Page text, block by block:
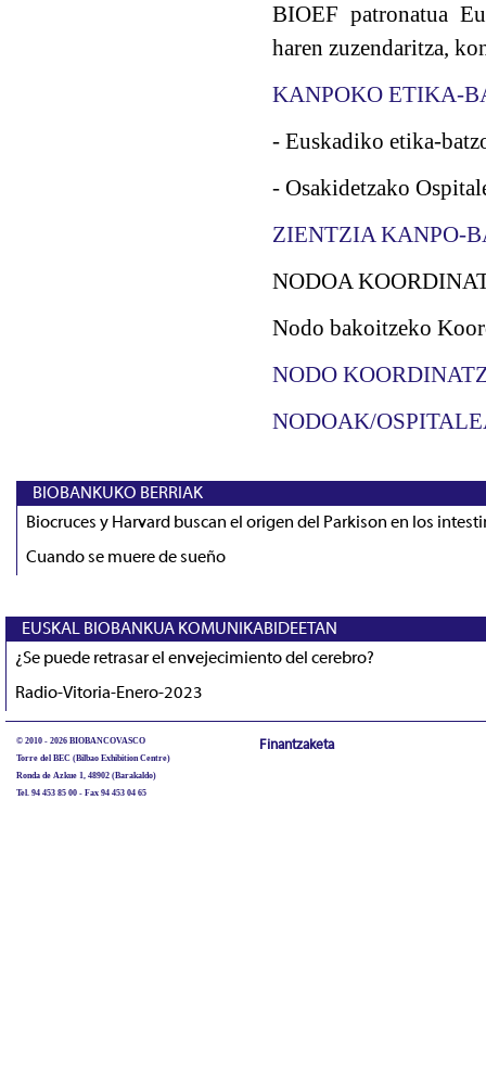
BIOEF patronatua
haren zuzendaritza,
KANPOKO ETIKA-
- Euskadiko etika-
- Osakidetzako
ZIENTZIA KANPO-
NODOA
Nodo bakoitzeko
NODO
NODOAK/
BIOBANKUKO BERRIAK
Biocruces y Harvard buscan el origen del Parkison en los
Cuando se muere de sueño
EUSKAL BIOBANKUA KOMUNIKABIDEETAN
¿Se puede retrasar el envejecimiento del cerebro?
Radio-Vitoria-Enero-2023
© 2010 - 2026 BIOBANCOVASCO
Torre del BEC (Bilbao Exhibition Centre)
Ronda de Azkue 1, 48902 (Barakaldo)
Tel. 94 453 85 00 - Fax 94 453 04 65
Finantzaketa